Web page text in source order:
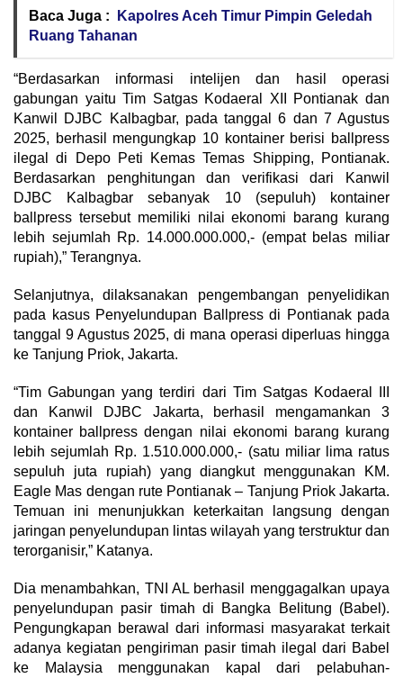
Baca Juga :
Kapolres Aceh Timur Pimpin Geledah
Ruang Tahanan
“Berdasarkan informasi intelijen dan hasil operasi
gabungan yaitu Tim Satgas Kodaeral XII Pontianak dan
Kanwil DJBC Kalbagbar, pada tanggal 6 dan 7 Agustus
2025, berhasil mengungkap 10 kontainer berisi ballpress
ilegal di Depo Peti Kemas Temas Shipping, Pontianak.
Berdasarkan penghitungan dan verifikasi dari Kanwil
DJBC Kalbagbar sebanyak 10 (sepuluh) kontainer
ballpress tersebut memiliki nilai ekonomi barang kurang
lebih sejumlah Rp. 14.000.000.000,- (empat belas miliar
rupiah),” Terangnya.
Selanjutnya, dilaksanakan pengembangan penyelidikan
pada kasus Penyelundupan Ballpress di Pontianak pada
tanggal 9 Agustus 2025, di mana operasi diperluas hingga
ke Tanjung Priok, Jakarta.
“Tim Gabungan yang terdiri dari Tim Satgas Kodaeral III
dan Kanwil DJBC Jakarta, berhasil mengamankan 3
kontainer ballpress dengan nilai ekonomi barang kurang
lebih sejumlah Rp. 1.510.000.000,- (satu miliar lima ratus
sepuluh juta rupiah) yang diangkut menggunakan KM.
Eagle Mas dengan rute Pontianak – Tanjung Priok Jakarta.
Temuan ini menunjukkan keterkaitan langsung dengan
jaringan penyelundupan lintas wilayah yang terstruktur dan
terorganisir,” Katanya.
Dia menambahkan, TNI AL berhasil menggagalkan upaya
penyelundupan pasir timah di Bangka Belitung (Babel).
Pengungkapan berawal dari informasi masyarakat terkait
adanya kegiatan pengiriman pasir timah ilegal dari Babel
ke Malaysia menggunakan kapal dari pelabuhan-